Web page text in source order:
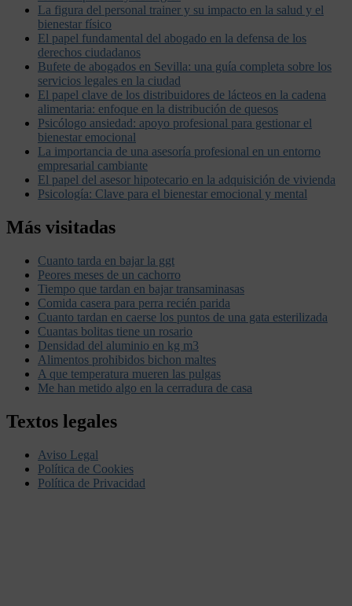
La figura del personal trainer y su impacto en la salud y el
bienestar físico
El papel fundamental del abogado en la defensa de los
derechos ciudadanos
Bufete de abogados en Sevilla: una guía completa sobre los
servicios legales en la ciudad
El papel clave de los distribuidores de lácteos en la cadena
alimentaria: enfoque en la distribución de quesos
Psicólogo ansiedad: apoyo profesional para gestionar el
bienestar emocional
La importancia de una asesoría profesional en un entorno
empresarial cambiante
El papel del asesor hipotecario en la adquisición de vivienda
Psicología: Clave para el bienestar emocional y mental
Más visitadas
Cuanto tarda en bajar la ggt
Peores meses de un cachorro
Tiempo que tardan en bajar transaminasas
Comida casera para perra recién parida
Cuanto tardan en caerse los puntos de una gata esterilizada
Cuantas bolitas tiene un rosario
Densidad del aluminio en kg m3
Alimentos prohibidos bichon maltes
A que temperatura mueren las pulgas
Me han metido algo en la cerradura de casa
Textos legales
Aviso Legal
Política de Cookies
Política de Privacidad